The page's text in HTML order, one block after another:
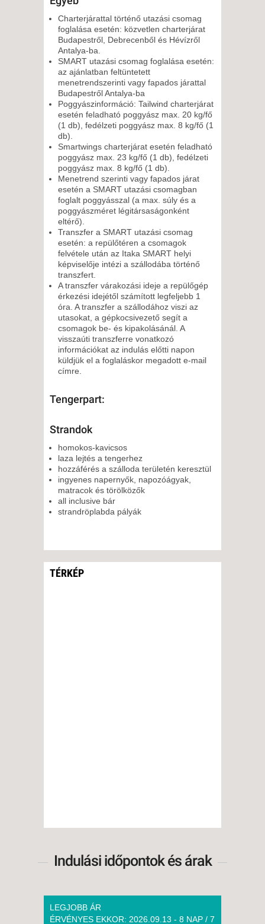
Charterjárattal történő utazási csomag
foglalása esetén: közvetlen charterjárat
Budapestről, Debrecenből és Hévízről
Antalya-ba.
SMART utazási csomag foglalása esetén:
az ajánlatban feltüntetett
menetrendszerinti vagy fapados járattal
Budapestről Antalya-ba
Poggyászinformáció: Tailwind charterjárat
esetén feladható poggyász max. 20 kg/fő
(1 db), fedélzeti poggyász max. 8 kg/fő (1
db).
Smartwings charterjárat esetén feladható
poggyász max. 23 kg/fő (1 db), fedélzeti
poggyász max. 8 kg/fő (1 db).
Menetrend szerinti vagy fapados járat
esetén a SMART utazási csomagban
foglalt poggyásszal (a max. súly és a
poggyászméret légitársaságonként
eltérő).
Transzfer a SMART utazási csomag
esetén: a repülőtéren a csomagok
felvétele után az Itaka SMART helyi
képviselője intézi a szállodába történő
transzfert.
A transzfer várakozási ideje a repülőgép
érkezési idejétől számított legfeljebb 1
óra. A transzfer a szállodához viszi az
utasokat, a gépkocsivezető segít a
csomagok be- és kipakolásánál. A
visszaúti transzferre vonatkozó
információkat az indulás előtti napon
küldjük el a foglaláskor megadott e-mail
címre.
Tengerpart:
Strandok
homokos-kavicsos
laza lejtés a tengerhez
hozzáférés a szálloda területén keresztül
ingyenes napernyők, napozóágyak,
matracok és törölközők
all inclusive bár
strandröplabda pályák
TÉRKÉP
Indulási időpontok és árak
LEGJOBB ÁR
ÉRVÉNYES EKKOR: 2026.09.13 - 8 NAP / 7